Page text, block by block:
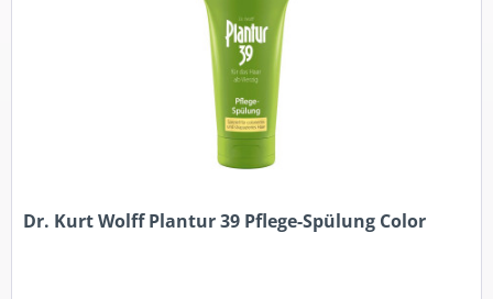
Dr. Kurt Wolff Plantur 39 Pflege-Spülung Color